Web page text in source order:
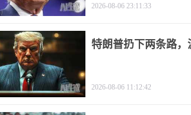
2026-08-06 23:11:33
特朗普扔下两条路
2026-08-06 11:12:42